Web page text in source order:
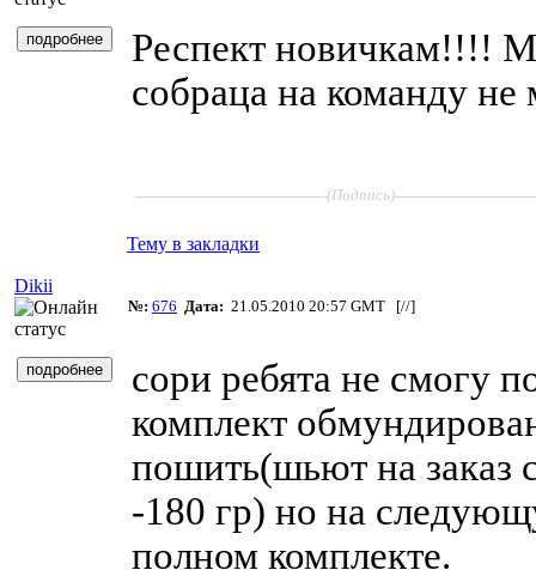
Респект новичкам!!!!
собраца на команду
(Подпись)
Тему в закладки
Dikii
№: 676 Дата: 21.05.2010 20:57 GMT [//]
сори ребята не смогу
комплект
пошить(шьют на заказ
-180 гр) но на
полном комплекте.